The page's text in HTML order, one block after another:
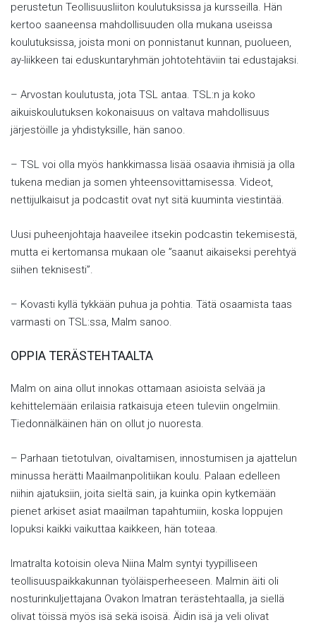
perustetun Teollisuusliiton koulutuksissa ja kursseilla. Hän
kertoo saaneensa mahdollisuuden olla mukana useissa
koulutuksissa, joista moni on ponnistanut kunnan, puolueen,
ay-liikkeen tai eduskuntaryhmän johtotehtäviin tai edustajaksi.
– Arvostan koulutusta, jota TSL antaa. TSL:n ja koko
aikuiskoulutuksen kokonaisuus on valtava mahdollisuus
järjestöille ja yhdistyksille, hän sanoo.
– TSL voi olla myös hankkimassa lisää osaavia ihmisiä ja olla
tukena median ja somen yhteensovittamisessa. Videot,
nettijulkaisut ja podcastit ovat nyt sitä kuuminta viestintää.
Uusi puheenjohtaja haaveilee itsekin podcastin tekemisestä,
mutta ei kertomansa mukaan ole ”saanut aikaiseksi perehtyä
siihen teknisesti”.
– Kovasti kyllä tykkään puhua ja pohtia. Tätä osaamista taas
varmasti on TSL:ssa, Malm sanoo.
OPPIA TERÄSTEHTAALTA
Malm on aina ollut innokas ottamaan asioista selvää ja
kehittelemään erilaisia ratkaisuja eteen tuleviin ongelmiin.
Tiedonnälkäinen hän on ollut jo nuoresta.
– Parhaan tietotulvan, oivaltamisen, innostumisen ja ajattelun
minussa herätti Maailmanpolitiikan koulu. Palaan edelleen
niihin ajatuksiin, joita sieltä sain, ja kuinka opin kytkemään
pienet arkiset asiat maailman tapahtumiin, koska loppujen
lopuksi kaikki vaikuttaa kaikkeen, hän toteaa.
Imatralta kotoisin oleva Niina Malm syntyi tyypilliseen
teollisuuspaikkakunnan työläisperheeseen. Malmin äiti oli
nosturinkuljettajana Ovakon Imatran terästehtaalla, ja siellä
olivat töissä myös isä sekä isoisä. Äidin isä ja veli olivat